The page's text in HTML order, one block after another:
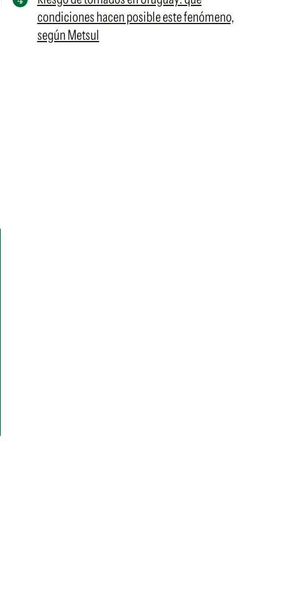
condiciones hacen posible este fenómeno,
según Metsul